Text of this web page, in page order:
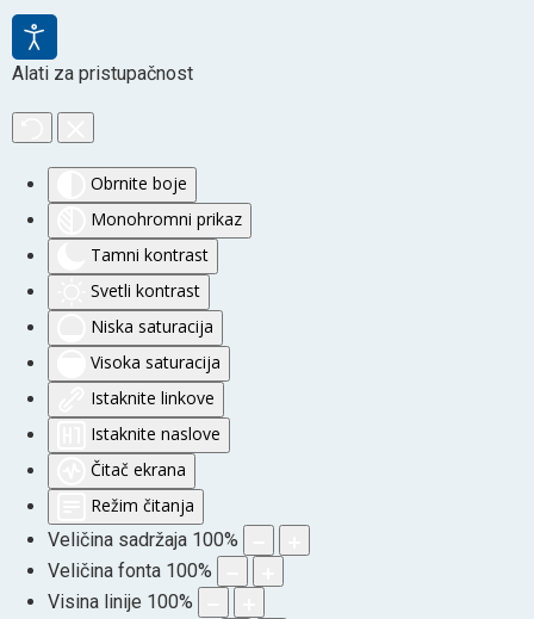
Alati za pristupačnost
Obrnite boje
Monohromni prikaz
Tamni kontrast
Svetli kontrast
Niska saturacija
Visoka saturacija
Istaknite linkove
Istaknite naslove
Čitač ekrana
Režim čitanja
Veličina sadržaja 100%
Veličina fonta 100%
Visina linije 100%